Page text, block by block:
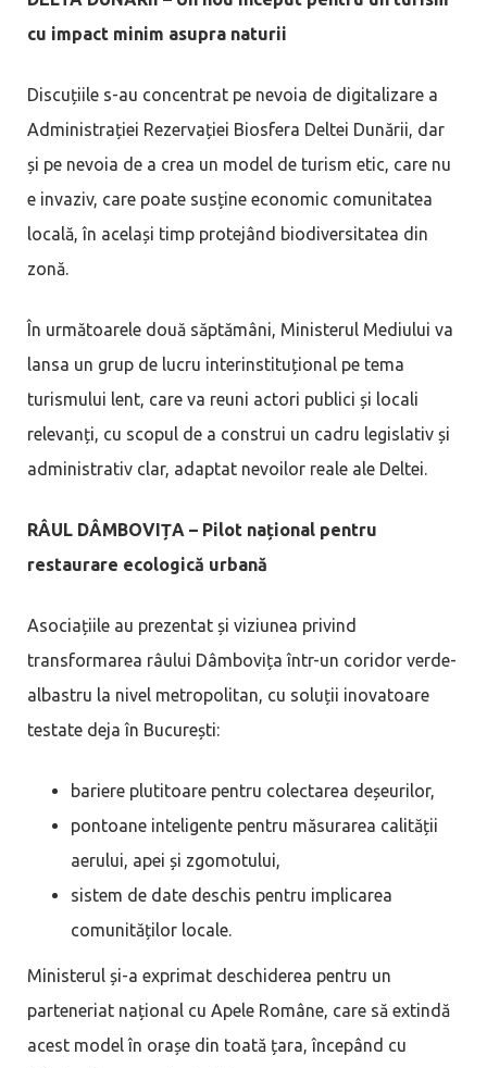
cu impact minim asupra naturii
Discuțiile s-au concentrat pe nevoia de digitalizare a
Administrației Rezervației Biosfera Deltei Dunării, dar
și pe nevoia de a crea un model de turism etic, care nu
e invaziv, care poate susține economic comunitatea
locală, în același timp protejând biodiversitatea din
zonă.
În următoarele două săptămâni, Ministerul Mediului va
lansa un grup de lucru interinstituțional pe tema
turismului lent, care va reuni actori publici și locali
relevanți, cu scopul de a construi un cadru legislativ și
administrativ clar, adaptat nevoilor reale ale Deltei.
RÂUL DÂMBOVIȚA – Pilot național pentru
restaurare ecologică urbană
Asociațiile au prezentat și viziunea privind
transformarea râului Dâmbovița într-un coridor verde-
albastru la nivel metropolitan, cu soluții inovatoare
testate deja în București:
bariere plutitoare pentru colectarea deșeurilor,
pontoane inteligente pentru măsurarea calității
aerului, apei și zgomotului,
sistem de date deschis pentru implicarea
comunităților locale.
Ministerul și-a exprimat deschiderea pentru un
parteneriat național cu Apele Române, care să extindă
acest model în orașe din toată țara, începând cu